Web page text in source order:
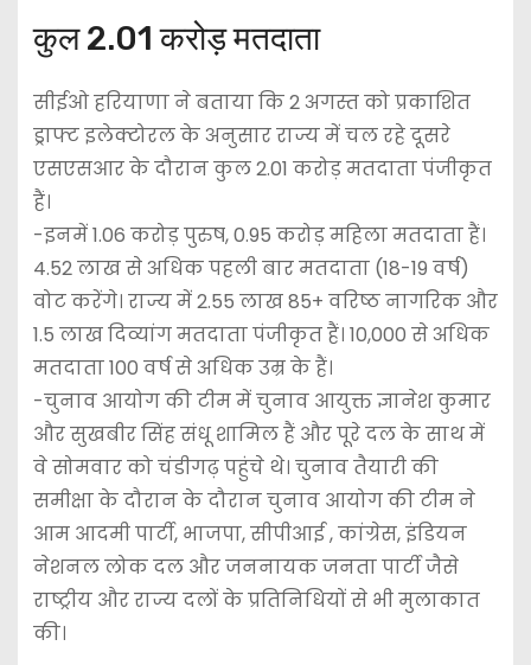
कुल 2.01 करोड़ मतदाता
सीईओ हरियाणा ने बताया कि 2 अगस्त को प्रकाशित
ड्राफ्ट इलेक्टोरल के अनुसार राज्य में चल रहे दूसरे
एसएसआर के दौरान कुल 2.01 करोड़ मतदाता पंजीकृत
हैं।
-इनमें 1.06 करोड़ पुरुष, 0.95 करोड़ महिला मतदाता हैं।
4.52 लाख से अधिक पहली बार मतदाता (18-19 वर्ष)
वोट करेंगे। राज्य में 2.55 लाख 85+ वरिष्ठ नागरिक और
1.5 लाख दिव्यांग मतदाता पंजीकृत हैं। 10,000 से अधिक
मतदाता 100 वर्ष से अधिक उम्र के हैं।
-चुनाव आयोग की टीम में चुनाव आयुक्त ज्ञानेश कुमार
और सुखबीर सिंह संधू शामिल हैं और पूरे दल के साथ में
वे सोमवार को चंडीगढ़ पहुंचे थे। चुनाव तैयारी की
समीक्षा के दौरान के दौरान चुनाव आयोग की टीम ने
आम आदमी पार्टी, भाजपा, सीपीआई , कांग्रेस, इंडियन
नेशनल लोक दल और जननायक जनता पार्टी जैसे
राष्ट्रीय और राज्य दलों के प्रतिनिधियों से भी मुलाकात
की।